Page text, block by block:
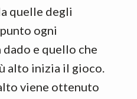
quelle degli
ogni
e quello che
alto inizia il gioco.
viene ottenuto